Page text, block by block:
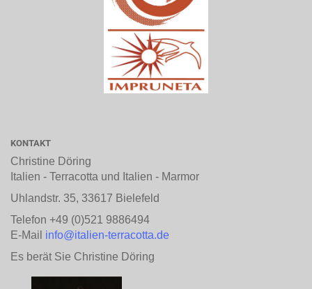
KONTAKT
Christine Döring
Italien - Terracotta und Italien - Marmor
Uhlandstr. 35, 33617 Bielefeld
Telefon +49 (0)521 9886494
E-Mail info@italien-terracotta.de
Es berät Sie Christine Döring